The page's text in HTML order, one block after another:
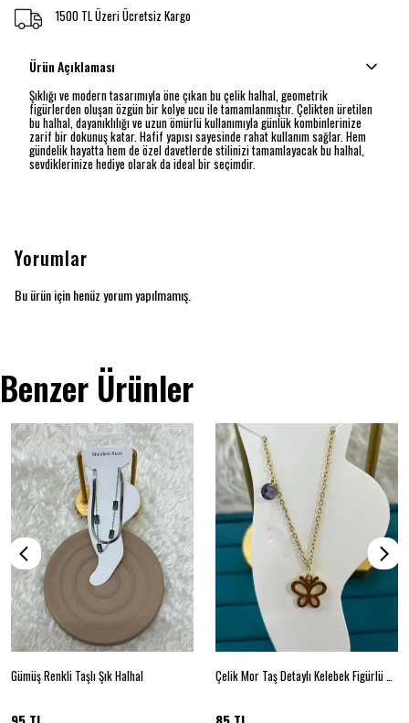
1500 TL Üzeri Ücretsiz Kargo
Ürün Açıklaması
Şıklığı ve modern tasarımıyla öne çıkan bu çelik halhal, geometrik
figürlerden oluşan özgün bir kolye ucu ile tamamlanmıştır. Çelikten üretilen
bu halhal, dayanıklılığı ve uzun ömürlü kullanımıyla günlük kombinlerinize
zarif bir dokunuş katar. Hafif yapısı sayesinde rahat kullanım sağlar. Hem
gündelik hayatta hem de özel davetlerde stilinizi tamamlayacak bu halhal,
sevdiklerinize hediye olarak da ideal bir seçimdir.
Yorumlar
Bu ürün için henüz yorum yapılmamış.
Benzer Ürünler
Gümüş Renkli Taşlı Şık Halhal Çelik Mor Taş Detaylı Kelebek Figürlü Halhal